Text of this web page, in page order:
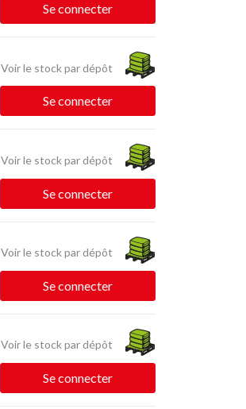
Se connecter
Voir le stock par dépôt
Se connecter
Voir le stock par dépôt
Se connecter
Voir le stock par dépôt
Se connecter
Voir le stock par dépôt
Se connecter